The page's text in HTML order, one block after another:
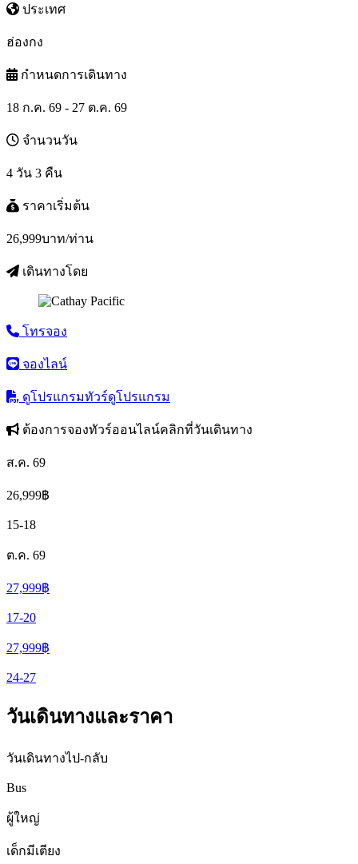
ประเทศ
ฮ่องกง
กำหนดการเดินทาง
18 ก.ค. 69 - 27 ต.ค. 69
จำนวนวัน
4 วัน 3 คืน
ราคาเริ่มต้น
26,999บาท/ท่าน
เดินทางโดย
โทรจอง
จองไลน์
ดูโปรแกรมทัวร์ดูโปรแกรม
ต้องการจองทัวร์ออนไลน์คลิกที่วันเดินทาง
ส.ค. 69
26,999฿
15-18
ต.ค. 69
27,999฿
17-20
27,999฿
24-27
วันเดินทางและราคา
วันเดินทางไป-กลับ
Bus
ผู้ใหญ่
เด็กมีเตียง